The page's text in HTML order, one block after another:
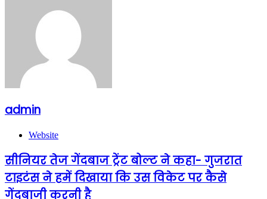
admin
Website
सीनियर तेज गेंदबाज ट्रेंट बोल्ट ने कहा- गुजरात
टाइटंस ने हमें दिखाया कि उस विकेट पर कैसे
गेंदबाजी करनी है